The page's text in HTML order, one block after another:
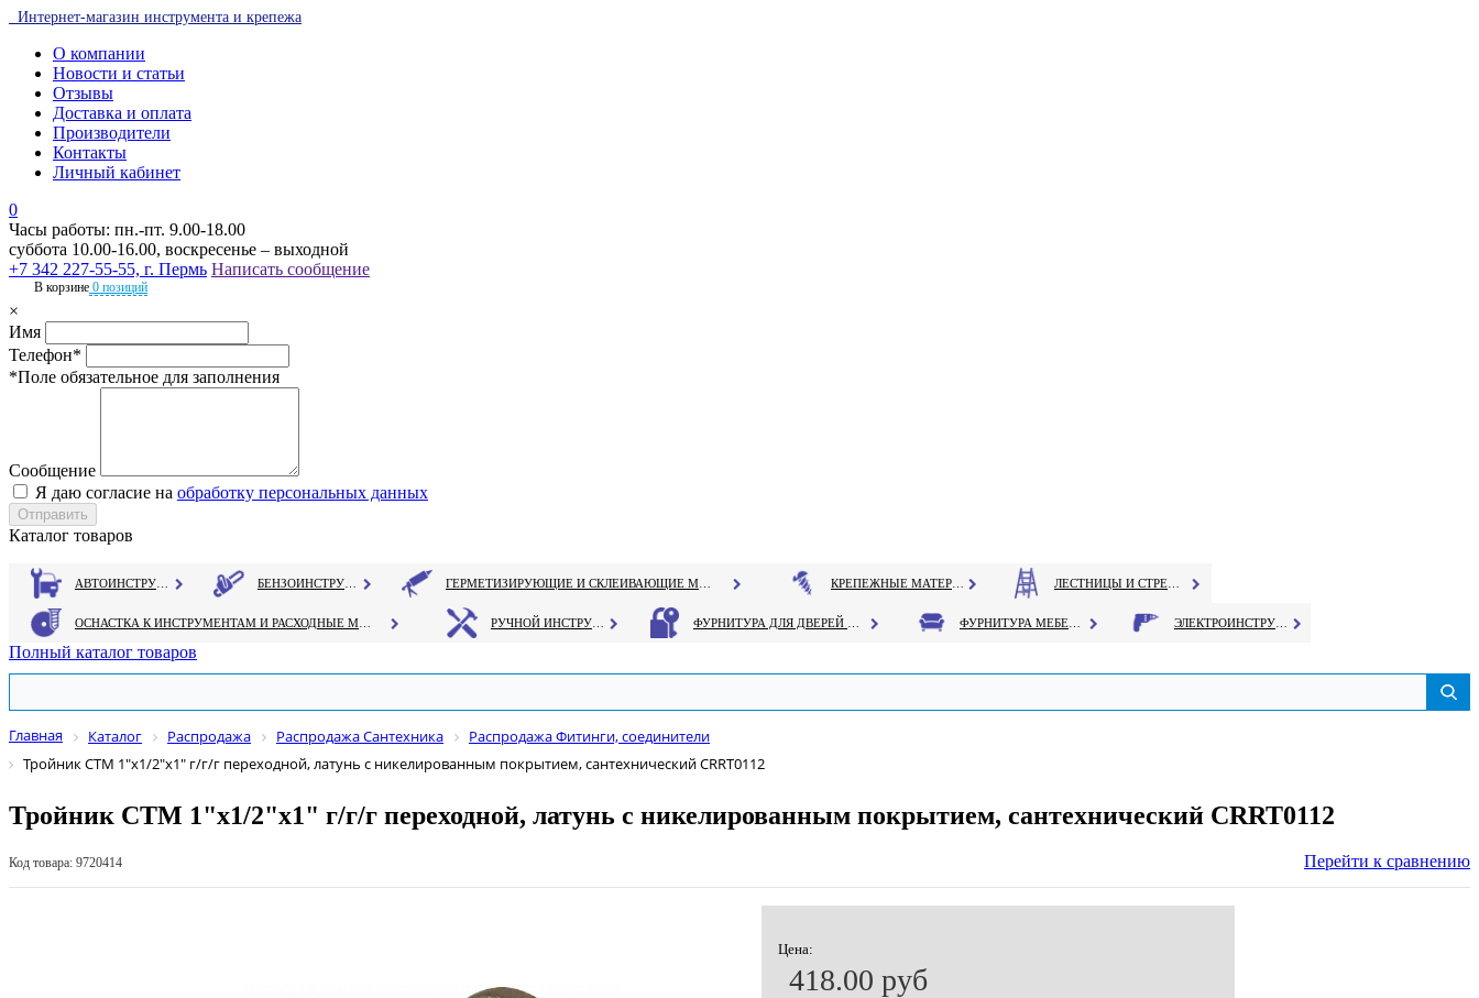
Интернет-магазин инструмента и крепежа
О компании
Новости и статьи
Отзывы
Доставка и оплата
Производители
Контакты
Личный кабинет
0
Часы работы: пн.-пт. 9.00-18.00
суббота 10.00-16.00, воскресенье – выходной
+7 342 227-55-55, г. Пермь Написать сообщение
В корзине 0 позиций
×
Имя
Телефон*
*Поле обязательное для заполнения
Сообщение
Я даю согласие на обработку персональных данных
Каталог товаров
Полный каталог товаров
Главная Каталог Распродажа Распродажа Сантехника
Распродажа Фитинги, соединители
Тройник СТМ 1"х1/2"х1" г/г/г переходной, латунь с никелированным покрытием, сантехнический CRRT0112
Тройник СТМ 1"х1/2"х1" г/г/г переходной, латунь с никелированным покрытием, сантехнический CRRT0112
Код товара: 9720414 Перейти к сравнению
Цена:
418.00 руб